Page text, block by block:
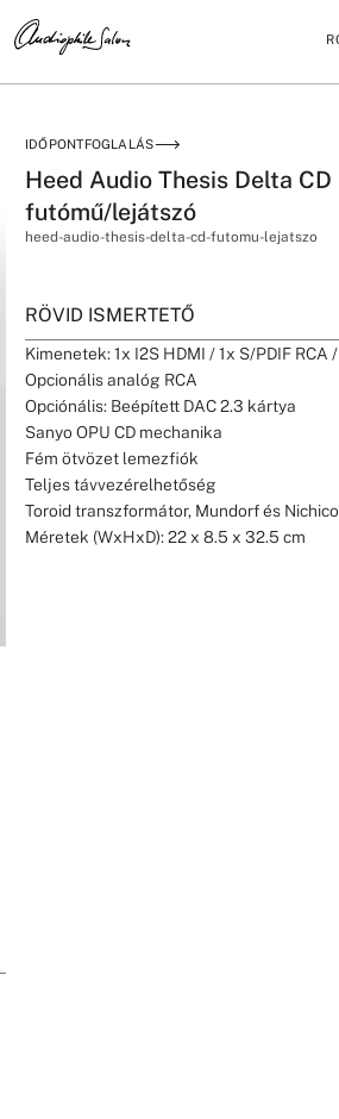
IDŐPONTFOGLALÁS
Heed Audio Thesis Delta CD
futómű/lejátszó
heed-audio-thesis-delta-cd-futomu-lejatszo
RÖVID ISMERTETŐ
Kimenetek: 1x I2S HDMI / 1x S/PDIF RCA
Opcionális analóg RCA
Opciónális: Beépített DAC 2.3 kártya
Sanyo OPU CD mechanika
Fém ötvözet lemezfiók
Teljes távvezérelhetőség
Toroid transzformátor, Mundorf és
Méretek (WxHxD): 22 x 8.5 x 32.5 cm